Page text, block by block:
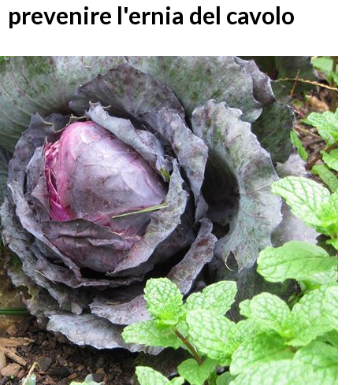
prevenire l'ernia del cavolo